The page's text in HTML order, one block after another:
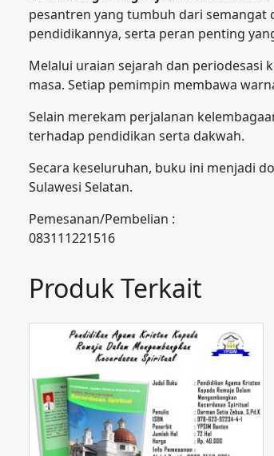
pesantren yang tumbuh dari semangat
pendidikannya, serta peran penting
Melalui uraian sejarah dan periodesasi
masa. Setiap pemimpin membawa
Selain merekam perjalanan
terhadap pendidikan serta dakwah.
Secara keseluruhan, buku ini menjadi
Sulawesi Selatan.
Pemesanan/Pembelian :
083111221516
Produk Terkait